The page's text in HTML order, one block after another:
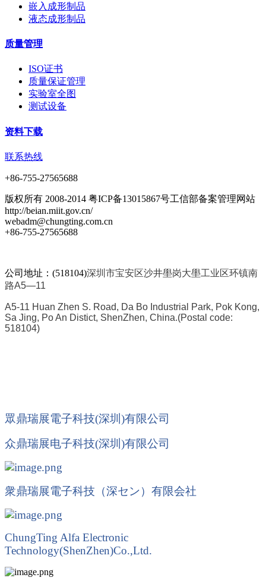
嵌入成形制品
液态成形制品
质量管理
ISO证书
质量保证管理
实验室全图
测试设备
资料下载
联系热线
+86-755-27565688
版权所有 2008-2014 粤ICP备13015867号工信部备案管理网站
http://beian.miit.gov.cn/
webadm@chungting.com.cn
+86-755-27565688
公司地址：(518104)深圳市宝安区沙井壆岗大壆工业区环镇南
路A5—11
A5-11 Huan Zhen S. Road, Da Bo Industrial Park, Pok Kong,
Sa Jing, Po An Distict, ShenZhen, China.(Postal code:
518104)
眾鼎瑞展電子科技(深圳)有限公司
众鼎瑞展电子科技(深圳 )有限公司
衆鼎瑞展電子科技（深セン）有限会社
ChungTing Alfa Electronic
Technology(ShenZhen)Co.,Ltd.